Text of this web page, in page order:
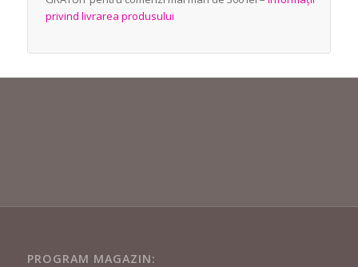
privind livrarea produsului
PROGRAM MAGAZIN: